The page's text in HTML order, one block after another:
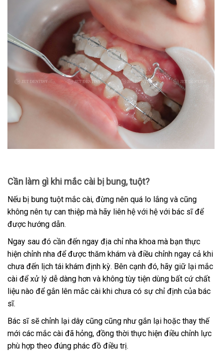
Cần làm gì khi mắc cài bị bung, tuột?
Nếu bị bung tuột mắc cài, đừng nên quá lo lắng và cũng
không nên tự can thiệp mà hãy liên hệ với hệ với bác sĩ để
được hướng dẫn.
Ngay sau đó cần đến ngay địa chỉ nha khoa mà bạn thực
hiện chỉnh nha để được thăm khám và điều chỉnh ngay cả khi
chưa đến lịch tái khám định kỳ. Bên cạnh đó, hãy giữ lại mắc
cài để xử lý dễ dàng hơn và không tùy tiện dùng bất cứ chất
liệu nào để gắn lên mắc cài khi chưa có sự chỉ định của bác
sĩ.
Bác sĩ sẽ chỉnh lại dây cũng cũng như gắn lại hoặc thay thế
mới các mắc cài đã hỏng, đồng thời thực hiện điều chỉnh lực
phù hợp theo đúng phác đồ điều trị.